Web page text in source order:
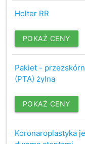
Holter RR
POKAŻ CENY
Pakiet -
(PTA) żylna
POKAŻ CENY
Koronaroplastyka